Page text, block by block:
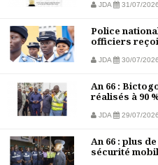
JDA 31/07/2026
Police
officiers
JDA 30/07/2026
An 66 :
réalisés à 90
JDA 29/07/2026
An 66 : plus
sécurité